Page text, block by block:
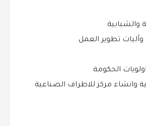
والشبابية
تطوير العمل
الحكومة
وانشاء مركز للاطراف الصناعية